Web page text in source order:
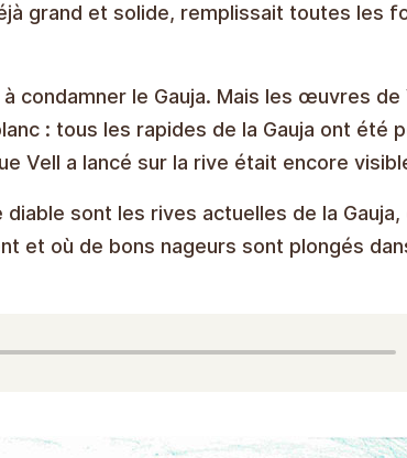
grand et solide, remplissait toutes les
à condamner le Gauja. Mais les œuvres de
: tous les rapides de la Gauja ont été
Vell a lancé sur la rive était encore
sont les rives actuelles de la Gauja,
et où de bons nageurs sont plongés